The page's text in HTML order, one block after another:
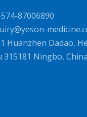
87006890
Huanzhen Dadao,
315181 Ningbo, China